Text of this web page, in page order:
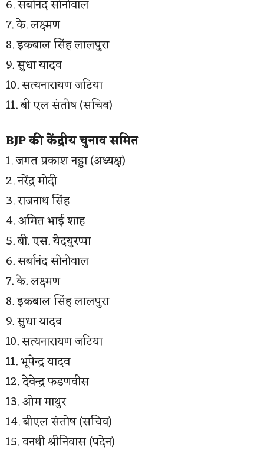
6. सर्बानंद सोनोवाल
7. के. लक्ष्मण
8. इकबाल सिंह लालपुरा
9. सुधा यादव
10. सत्यनारायण जटिया
11. बी एल संतोष (सचिव)
BJP की केंद्रीय चुनाव समित
1. जगत प्रकाश नड्डा (अध्यक्ष)
2. नरेंद्र मोदी
3. राजनाथ सिंह
4. अमित भाई शाह
5. बी. एस. येदयुरप्पा
6. सर्बानंद सोनोवाल
7. के. लक्ष्मण
8. इकबाल सिंह लालपुरा
9. सुधा यादव
10. सत्यनारायण जटिया
11. भूपेन्द्र यादव
12. देवेन्द्र फडणवीस
13. ओम माथुर
14. बीएल संतोष (सचिव)
15. वनथी श्रीनिवास (पदेन)